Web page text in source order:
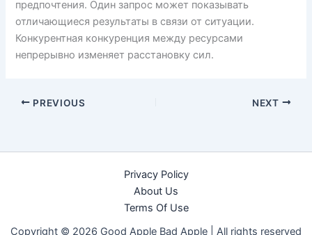
предпочтения. Один запрос может показывать
отличающиеся результаты в связи от ситуации.
Конкурентная конкуренция между ресурсами
непрерывно изменяет расстановку сил.
PREVIOUS NEXT
Privacy Policy
About Us
Terms Of Use
Copyright © 2026 Good Apple Bad Apple | All rights reserved